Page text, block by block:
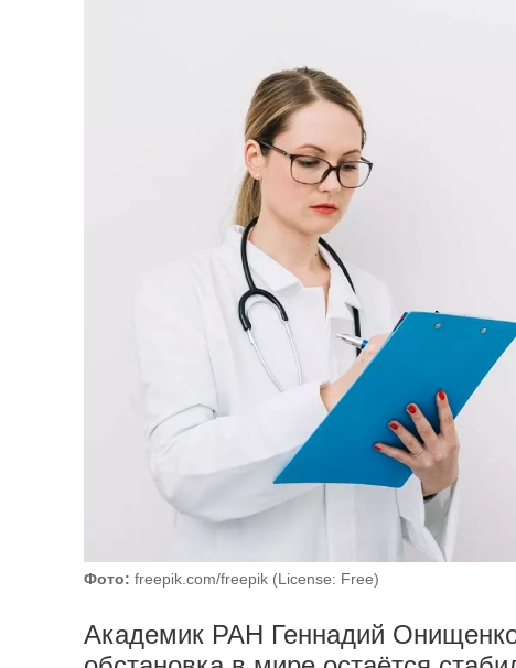
Фото: freepik.com/freepik (License: Free)
Академик РАН Геннадий